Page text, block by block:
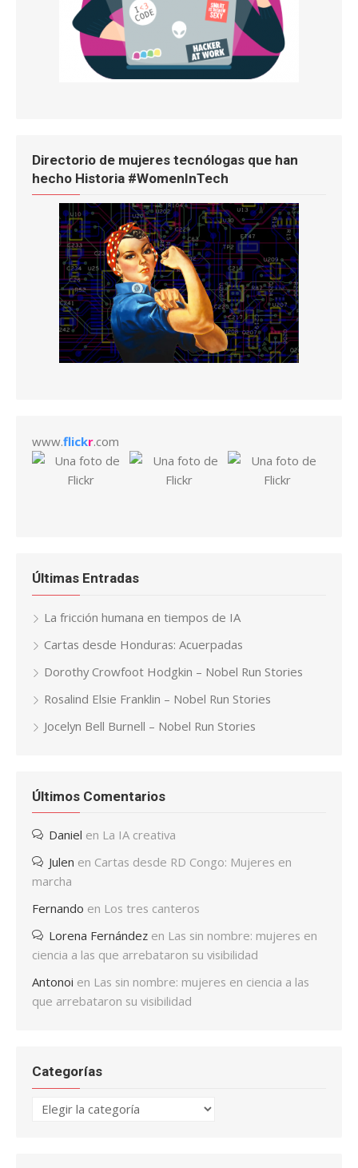
Directorio de mujeres tecnólogas que han
hecho Historia #WomenInTech
www.flickr.com
Últimas Entradas
La fricción humana en tiempos de IA
Cartas desde Honduras: Acuerpadas
Dorothy Crowfoot Hodgkin – Nobel Run Stories
Rosalind Elsie Franklin – Nobel Run Stories
Jocelyn Bell Burnell – Nobel Run Stories
Últimos Comentarios
Daniel en La IA creativa
Julen en Cartas desde RD Congo: Mujeres en
marcha
Fernando en Los tres canteros
Lorena Fernández en Las sin nombre: mujeres en
ciencia a las que arrebataron su visibilidad
Antonoi en Las sin nombre: mujeres en ciencia a las
que arrebataron su visibilidad
Categorías
Categorías